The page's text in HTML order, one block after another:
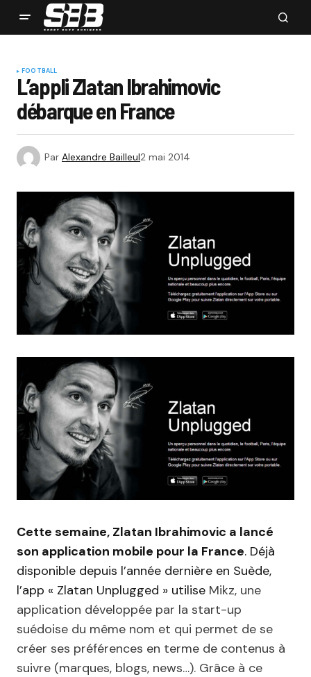
FOOTBALL
L’appli Zlatan Ibrahimovic
débarque en France
Par Alexandre Bailleul2 mai 2014
Cette semaine, Zlatan Ibrahimovic a lancé
son application mobile pour la France. Déjà
disponible depuis l’année dernière en Suède,
l’app « Zlatan Unplugged » utilise Mikz, une
application développée par la start-up
suédoise du même nom et qui permet de se
créer ses préférences en terme de contenus à
suivre (marques, blogs, news…). Grâce à ce